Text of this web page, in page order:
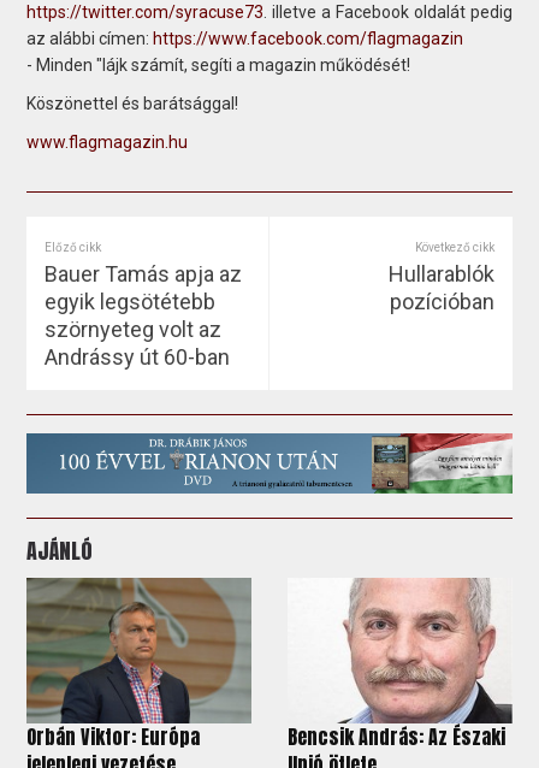
https://twitter.com/syracuse73 . illetve a Facebook oldalát pedig
az alábbi címen: https://www.facebook.com/flagmagazin
- Minden "lájk számít, segíti a magazin működését!
Köszönettel és barátsággal!
www.flagmagazin.hu
Előző cikk
Bauer Tamás apja az
egyik legsötétebb
szörnyeteg volt az
Andrássy út 60-ban
Következő cikk
Hullarablók
pozícióban
AJÁNLÓ
Orbán Viktor: Európa
Bencsik András: Az Északi